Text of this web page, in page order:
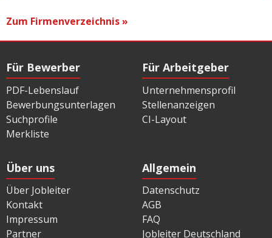
Zum Firmenverzeichnis »
Für Bewerber
PDF-Lebenslauf
Bewerbungsunterlagen
Suchprofile
Merkliste
Für Arbeitgeber
Unternehmensprofil
Stellenanzeigen
CI-Layout
Über uns
Über Jobleiter
Kontakt
Impressum
Partner
Allgemein
Datenschutz
AGB
FAQ
Jobleiter Deutschland